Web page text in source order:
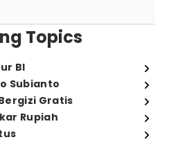
Topics
BI
Subianto
Gratis
Rupiah